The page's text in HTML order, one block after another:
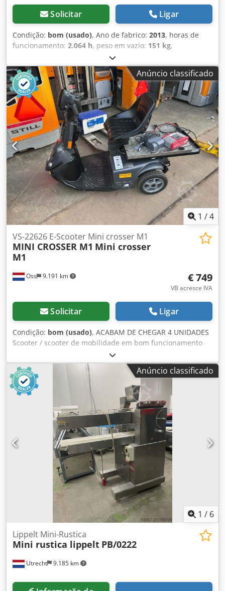
Solicitar Ligar
Condição: bom (usado), Ano de fabrico: 2013, horas de
funcionamento: 2.064 h, peso em vazio: 151 kg,
, DISPONÍVEIS IMEDIATAMENTE 4
UNIDADES Scooter / scooter de mobilidade em bom
estado 2.064 horas no mostradorAno de fabrico
2013velocidade máxima 15 km/h Cjdpfx Aoy R Akgskiorf
Anúncio classificado
1 /4
Oss 9.191 km
VS-22626 E-Scooter Mini crosser M1
MINI CROSSER M1 Mini crosser
M1
€ 749
VB acresce IVA
Solicitar Ligar
Condição: bom (usado), ACABAM DE CHEGAR 4 UNIDADES
Scooter / scooter de mobilidade em bom funcionamento
Anúncio classificado
1 / 6
Utrecht 9.185 km
Lippelt Mini-Rustica
Mini rustica lippelt PB/0222